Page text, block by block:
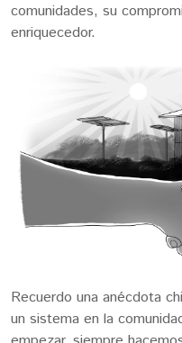
comunidades, su
enriquecedor.
Recuerdo una anécdota
un sistema en la